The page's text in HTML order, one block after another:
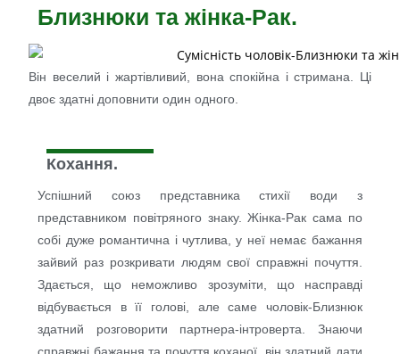
Близнюки та жінка-Рак.
Він веселий і жартівливий, вона спокійна і стримана. Ці
двоє здатні доповнити один одного.
Кохання.
Успішний союз представника стихії води з
представником повітряного знаку. Жінка-Рак сама по
собі дуже романтична і чутлива, у неї немає бажання
зайвий раз розкривати людям свої справжні почуття.
Здається, що неможливо зрозуміти, що насправді
відбувається в її голові, але саме чоловік-Близнюк
здатний розговорити партнера-інтроверта. Знаючи